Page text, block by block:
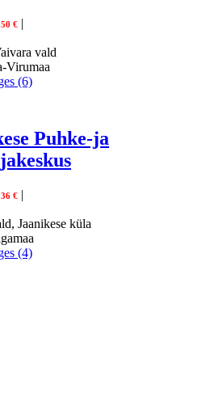
50 € |
vald
Virumaa
(6)
Puhke-ja
36 € |
Jaanikese küla
(4)